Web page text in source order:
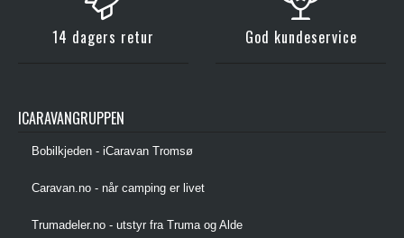
14 dagers retur God kundeservice
ICARAVANGRUPPEN
Bobilkjeden - iCaravan Tromsø
Caravan.no - når camping er livet
Trumadeler.no - utstyr fra Truma og Alde